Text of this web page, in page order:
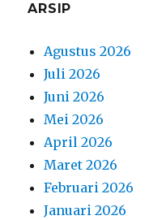
ARSIP
Agustus 2026
Juli 2026
Juni 2026
Mei 2026
April 2026
Maret 2026
Februari 2026
Januari 2026